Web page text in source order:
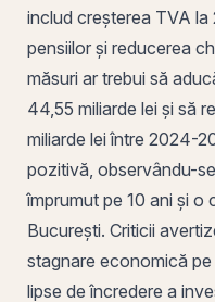
includ creșterea TVA la
pensiilor și reducerea
măsuri ar trebui să
44,55 miliarde lei și să
miliarde lei între 2024-
pozitivă, observându-
împrumut pe 10 ani și o
București. Criticii
stagnare economică
lipse de încredere a